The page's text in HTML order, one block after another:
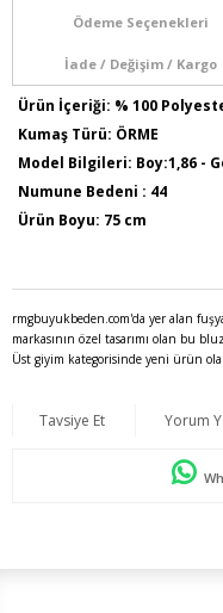
Ödeme Seçenekleri
İade / Değişim / Kargo
Ürün İçeriği: % 100
Kumaş Türü: ÖRME
Model Bilgileri: Boy:1,86 -
Numune Bedeni : 44
Ürün Boyu: 75 cm
rmgbuyukbeden.com'da yer alan
markasının özel tasarımı olan bu
Üst giyim kategorisinde yeni ürün
Tavsiye Et Yorum